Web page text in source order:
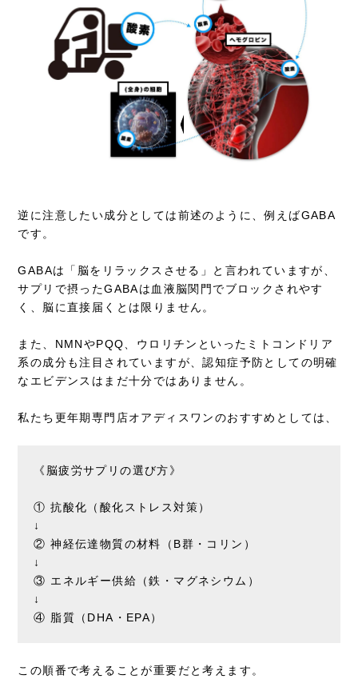
逆に注意したい成分としては前述のように、例えばGABA
です。
GABAは「脳をリラックスさせる」と言われていますが、
サプリで摂ったGABAは血液脳関門でブロックされやす
く、脳に直接届くとは限りません。
また、NMNやPQQ、ウロリチンといったミトコンドリア
系の成分も注目されていますが、認知症予防としての明確
なエビデンスはまだ十分ではありません。
私たち更年期専門店オアディスワンのおすすめとしては、
《脳疲労サプリの選び方》
① 抗酸化（酸化ストレス対策）
↓
② 神経伝達物質の材料（B群・コリン）
↓
③ エネルギー供給（鉄・マグネシウム）
↓
④ 脂質（DHA・EPA）
この順番で考えることが重要だと考えます。